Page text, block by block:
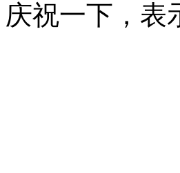
庆祝一下，表